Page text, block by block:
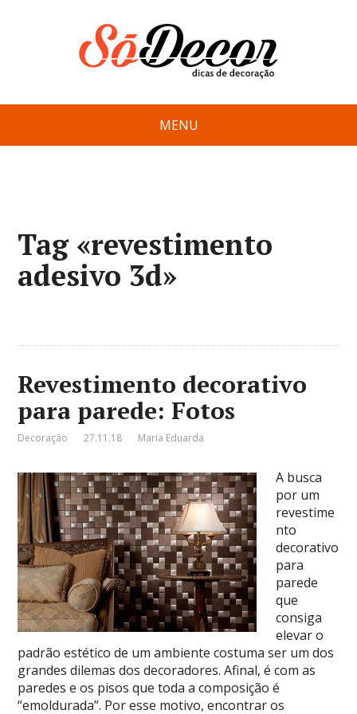
MENU
Tag «revestimento
adesivo 3d»
Revestimento decorativo
para parede: Fotos
Decoração 27.11.18 Maria Eduarda
A busca
por um
revestime
nto
decorativo
para
parede
que
consiga
elevar o
padrão estético de um ambiente costuma ser um dos
grandes dilemas dos decoradores. Afinal, é com as
paredes e os pisos que toda a composição é
“emoldurada”. Por esse motivo, encontrar os